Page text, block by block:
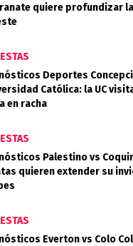
quiere profundizar
Deportes
Católica: la UC
en racha
Palestino vs
quieren extender su
Everton vs Colo